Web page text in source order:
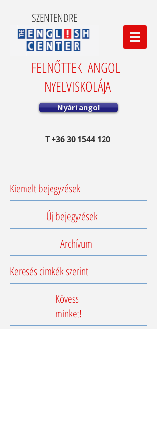
SZENTENDRE
FELNŐTTEK ANGOL
NYELVISKOLÁJA
Nyári angol
T+36 30 1544 120
Kiemelt bejegyzések
Új bejegyzések
Archívum
Keresés cimkék szerint
Kövess
minket!